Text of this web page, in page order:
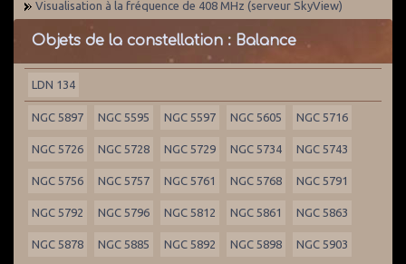
Visualisation à la fréquence de 408 MHz (serveur SkyView)
Objets de la constellation : Balance
LDN 134
NGC 5897 NGC 5595 NGC 5597 NGC 5605 NGC 5716
NGC 5726 NGC 5728 NGC 5729 NGC 5734 NGC 5743
NGC 5756 NGC 5757 NGC 5761 NGC 5768 NGC 5791
NGC 5792 NGC 5796 NGC 5812 NGC 5861 NGC 5863
NGC 5878 NGC 5885 NGC 5892 NGC 5898 NGC 5903